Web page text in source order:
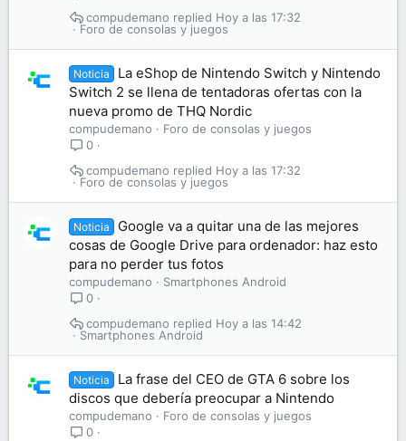
Foro de consolas y juegos
Hoy a las 17:32
compudemano
Noticia
La eShop de Nintendo Switch y Nintendo
Switch 2 se llena de tentadoras ofertas con la
nueva promo de THQ Nordic
compudemano
Foro de consolas y juegos
0
Foro de consolas y juegos
Hoy a las 17:32
compudemano
Noticia
Google va a quitar una de las mejores
cosas de Google Drive para ordenador: haz esto
para no perder tus fotos
compudemano
Smartphones Android
0
Smartphones Android
Hoy a las 14:42
compudemano
Noticia
La frase del CEO de GTA 6 sobre los
discos que debería preocupar a Nintendo
compudemano
Foro de consolas y juegos
0